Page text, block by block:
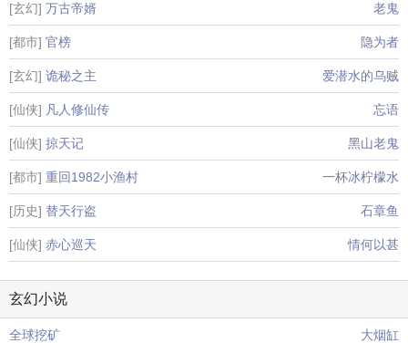
[玄幻] 万古帝婿 老鬼
[都市] 官榜 隐为者
[玄幻] 诡秘之主 爱潜水的乌贼
[仙侠] 凡人修仙传 忘语
[仙侠] 掠天记 黑山老鬼
[都市] 重回1982小渔村 一杯冰柠檬水
[历史] 替天行盗 石章鱼
[仙侠] 赤心巡天 情何以甚
玄幻小说
全球挖矿 大烟缸